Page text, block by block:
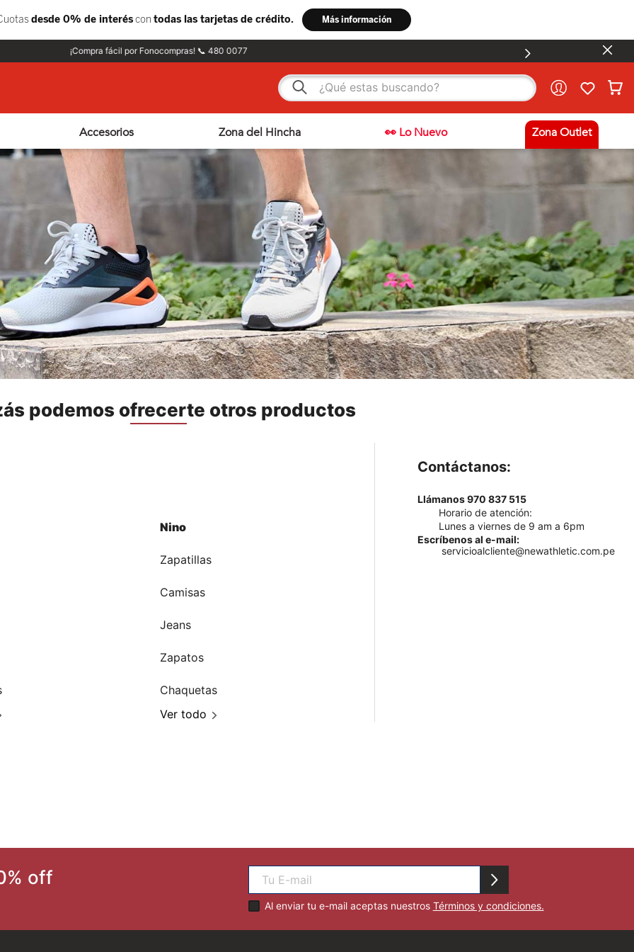
¡Compra fácil por Fonocompras! 📞 480 0077
¿Qué estas buscando?
Accesorios Zona del Hincha 👀 Lo Nuevo Zona Outlet
podemos ofrecerte otros productos
Nino
Zapatillas
Camisas
Jeans
Zapatos
Chaquetas
Ver todo
Contáctanos:
Llámanos 970 837 515
Horario de atención:
Lunes a viernes de 9 am a 6pm
Escríbenos al e-mail:
servicioalcliente@newathletic.com.pe
off
Al enviar tu e-mail aceptas nuestros Términos y condiciones.